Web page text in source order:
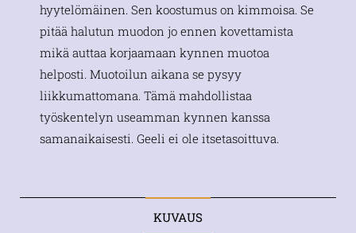
hyytelömäinen. Sen koostumus on kimmoisa. Se
pitää halutun muodon jo ennen kovettamista
mikä auttaa korjaamaan kynnen muotoa
helposti. Muotoilun aikana se pysyy
liikkumattomana. Tämä mahdollistaa
työskentelyn useamman kynnen kanssa
samanaikaisesti. Geeli ei ole itsetasoittuva.
KUVAUS